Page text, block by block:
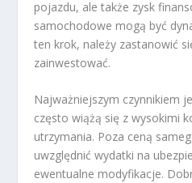
pojazdu, ale także zysk
samochodowe mogą być
ten krok, należy zastanowić
zainwestować.
Najważniejszym czynnikiem
często wiążą się z wysokimi
utrzymania. Poza ceną
uwzględnić wydatki na
ewentualne modyfikacje.